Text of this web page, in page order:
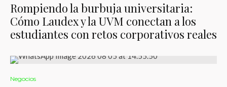
Rompiendo la burbuja universitaria:
Cómo Laudex y la UVM conectan a los
estudiantes con retos corporativos reales
Negocios